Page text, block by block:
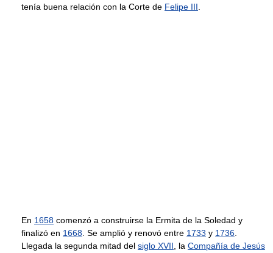
tenía buena relación con la Corte de Felipe III.
En 1658 comenzó a construirse la Ermita de la Soledad y
finalizó en 1668. Se amplió y renovó entre 1733 y 1736.
Llegada la segunda mitad del siglo XVII, la Compañía de Jesús